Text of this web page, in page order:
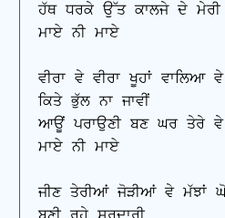
ਹੱਥ ਧਰਕੇ ਉੱਤ ਕਾਲਜੇ ਦੇ ਮੇਰੀ
ਮਾਏ ਨੀ ਮਾਏ
ਵੀਰਾ ਵੇ ਵੀਰਾ ਖੂਹਾਂ ਵਾਲਿਆ
ਕਿਤੇ ਭੁੱਲ ਨਾ ਜਾਵੀਂ
ਆਊਂ ਪਰਾਉਣੀ ਬਣ ਘਰ ਤੇਰੇ
ਮਾਏ ਨੀ ਮਾਏ
ਜੀਣ ਤੇਰੀਆਂ ਜੋੜੀਆਂ ਵੇ ਮੱਝਾਂ